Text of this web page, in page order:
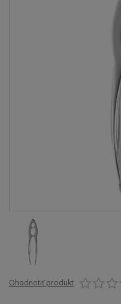
Ohodnotiť produkt